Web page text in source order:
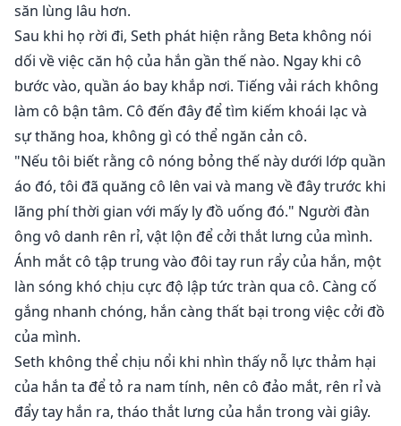
săn lùng lâu hơn.
Sau khi họ rời đi, Seth phát hiện rằng Beta không nói
dối về việc căn hộ của hắn gần thế nào. Ngay khi cô
bước vào, quần áo bay khắp nơi. Tiếng vải rách không
làm cô bận tâm. Cô đến đây để tìm kiếm khoái lạc và
sự thăng hoa, không gì có thể ngăn cản cô.
"Nếu tôi biết rằng cô nóng bỏng thế này dưới lớp quần
áo đó, tôi đã quăng cô lên vai và mang về đây trước khi
lãng phí thời gian với mấy ly đồ uống đó." Người đàn
ông vô danh rên rỉ, vật lộn để cởi thắt lưng của mình.
Ánh mắt cô tập trung vào đôi tay run rẩy của hắn, một
làn sóng khó chịu cực độ lập tức tràn qua cô. Càng cố
gắng nhanh chóng, hắn càng thất bại trong việc cởi đồ
của mình.
Seth không thể chịu nổi khi nhìn thấy nỗ lực thảm hại
của hắn ta để tỏ ra nam tính, nên cô đảo mắt, rên rỉ và
đẩy tay hắn ra, tháo thắt lưng của hắn trong vài giây.